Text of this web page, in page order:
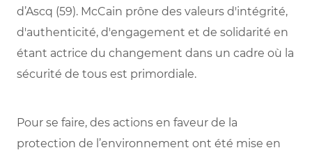
d’Ascq (59). McCain prône des valeurs d'intégrité,
d'authenticité, d'engagement et de solidarité en
étant actrice du changement dans un cadre où la
sécurité de tous est primordiale.
Pour se faire, des actions en faveur de la
protection de l’environnement ont été mise en